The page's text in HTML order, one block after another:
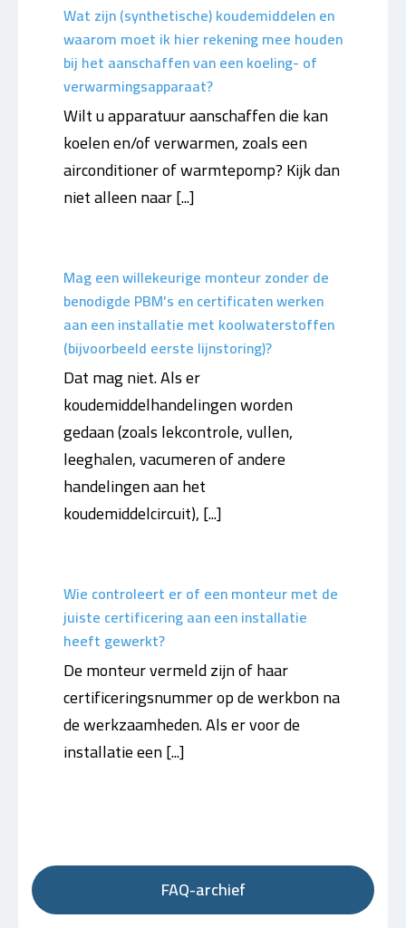
Wat zijn (synthetische) koudemiddelen en
waarom moet ik hier rekening mee houden
bij het aanschaffen van een koeling- of
verwarmingsapparaat?
Wilt u apparatuur aanschaffen die kan
koelen en/of verwarmen, zoals een
airconditioner of warmtepomp? Kijk dan
niet alleen naar [...]
Mag een willekeurige monteur zonder de
benodigde PBM’s en certificaten werken
aan een installatie met koolwaterstoffen
(bijvoorbeeld eerste lijnstoring)?
Dat mag niet. Als er
koudemiddelhandelingen worden
gedaan (zoals lekcontrole, vullen,
leeghalen, vacumeren of andere
handelingen aan het
koudemiddelcircuit), [...]
Wie controleert er of een monteur met de
juiste certificering aan een installatie
heeft gewerkt?
De monteur vermeld zijn of haar
certificeringsnummer op de werkbon na
de werkzaamheden. Als er voor de
installatie een [...]
FAQ-archief